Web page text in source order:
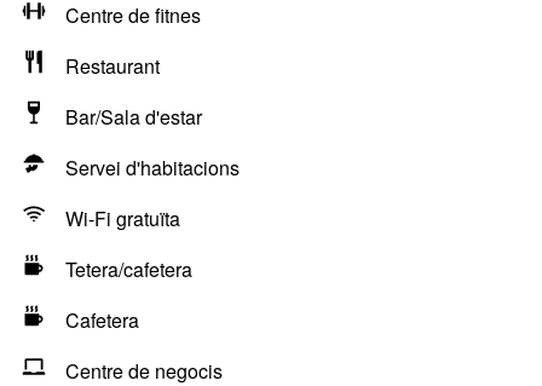
Centre de fitnes
Restaurant
Bar/Sala d'estar
Servei d'habitacions
Wi-Fi gratuïta
Tetera/cafetera
Cafetera
Centre de negocis